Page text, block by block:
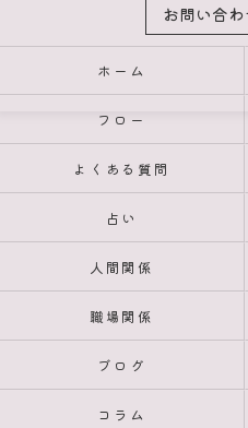
お問い合
ホーム
フロー
よくある質問
占い
人間関係
職場関係
ブログ
コラム